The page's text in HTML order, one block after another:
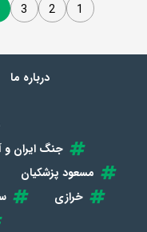
1
2
3
درباره ما
جنگ ایران و
مسعود پزشکیان
خرازی